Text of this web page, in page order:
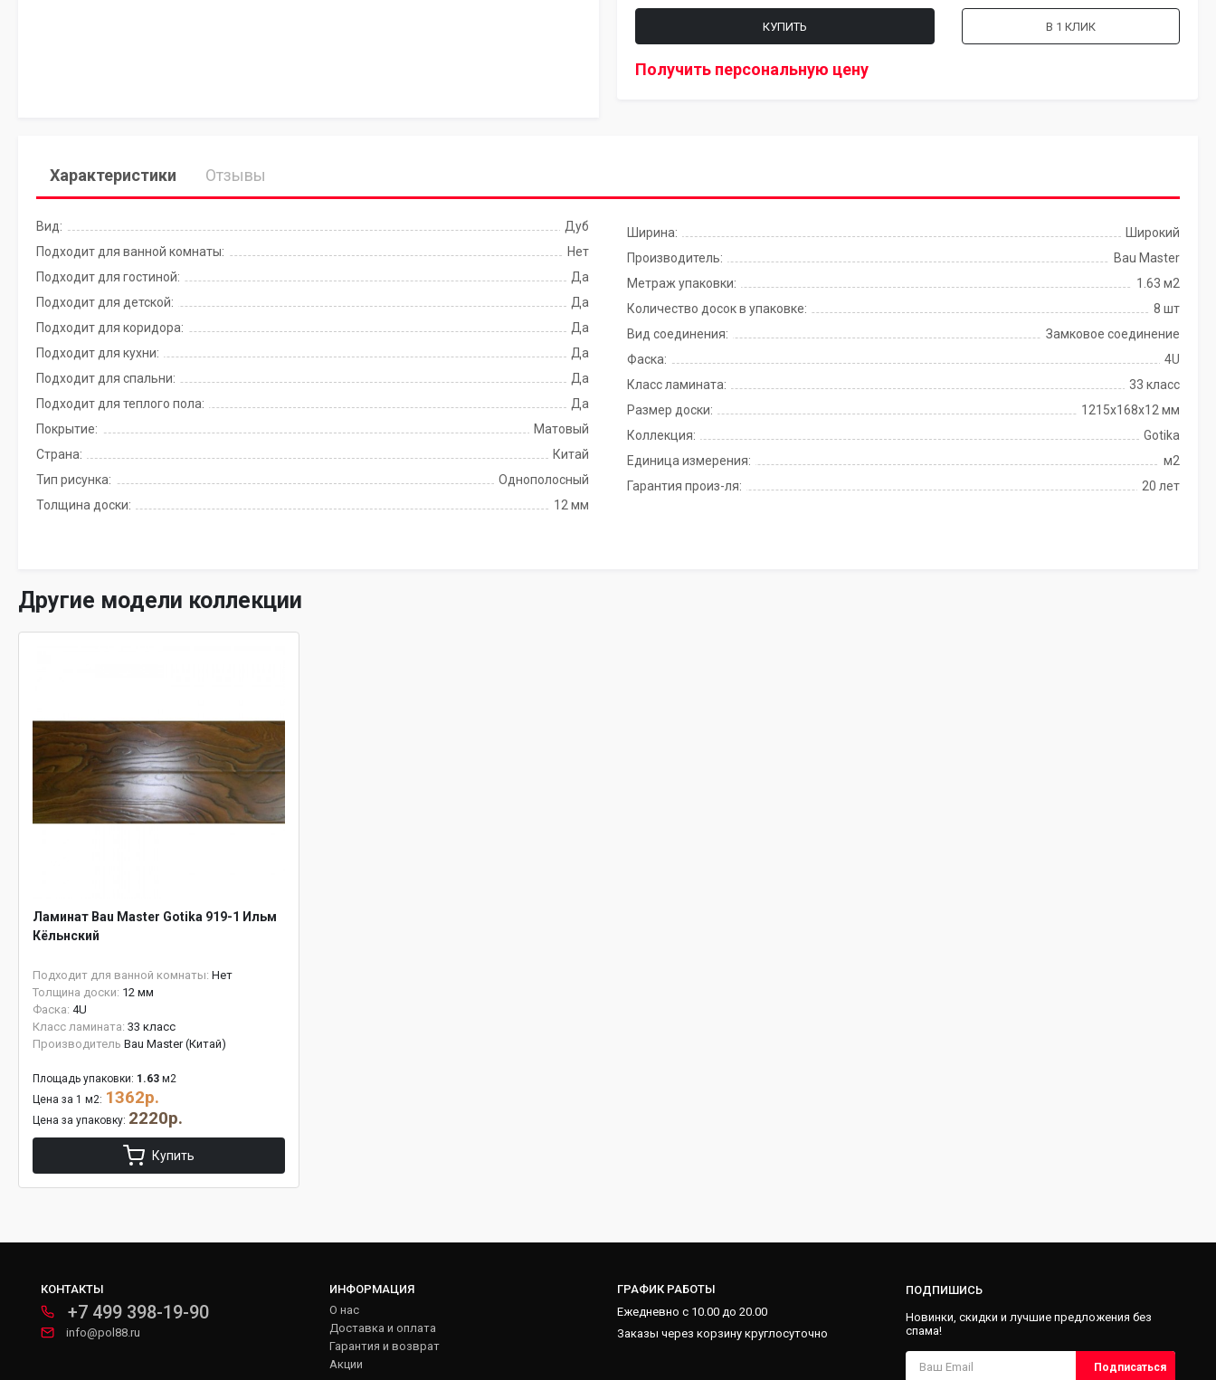
КУПИТЬ В 1 КЛИК
Получить персональную цену
Характеристики Отзывы
Вид:
Дуб
Подходит для ванной комнаты:
Нет
Подходит для гостиной:
Да
Подходит для детской:
Да
Подходит для коридора:
Да
Подходит для кухни:
Да
Подходит для спальни:
Да
Подходит для теплого пола:
Да
Покрытие:
Матовый
Страна:
Китай
Тип рисунка:
Однополосный
Толщина доски:
12 мм
Ширина:
Широкий
Производитель:
Bau Master
Метраж упаковки:
1.63 м2
Количество досок в упаковке:
8 шт
Вид соединения:
Замковое соединение
Фаска:
4U
Класс ламината:
33 класс
Размер доски:
1215х168х12 мм
Коллекция:
Gotika
Единица измерения:
м2
Гарантия произ-ля:
20 лет
Другие модели коллекции
Ламинат Bau Master Gotika 919-1 Ильм
Кёльнский
Подходит для ванной комнаты: Нет
Толщина доски: 12 мм
Фаска: 4U
Класс ламината: 33 класс
Производитель Bau Master (Китай)
Площадь упаковки: 1.63 м2
Цена за 1 м2: 1362р.
Цена за упаковку: 2220р.
Купить
КОНТАКТЫ
+7 499 398-19-90
info@pol88.ru
ИНФОРМАЦИЯ
О нас
Доставка и оплата
Гарантия и возврат
Акции
ГРАФИК РАБОТЫ
Ежедневно с 10.00 до 20.00
Заказы через корзину круглосуточно
ПОДПИШИСЬ
Новинки, скидки и лучшие предложения без
спама!